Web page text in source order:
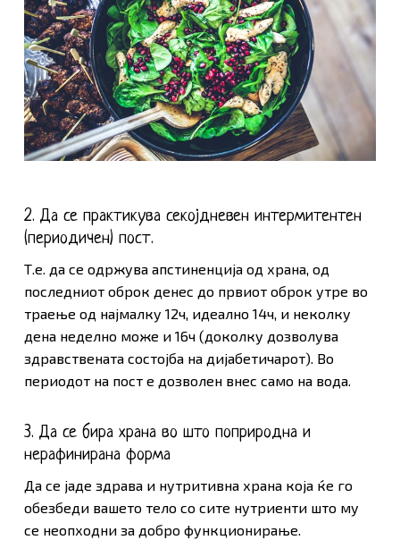
2. Да се практикува секојдневен интермитентен
(периодичен) пост.
Т.е. да се одржува апстиненција од храна, од
последниот оброк денес до првиот оброк утре во
траење од најмалку 12ч, идеално 14ч, и неколку
дена неделно може и 16ч (доколку дозволува
здравствената состојба на дијабетичарот). Во
периодот на пост е дозволен внес само на вода.
3. Да се бира храна во што поприродна и
нерафинирана форма
Да се јаде здрава и нутритивна храна која ќе го
обезбеди вашето тело со сите нутриенти што му
се неопходни за добро функционирање.